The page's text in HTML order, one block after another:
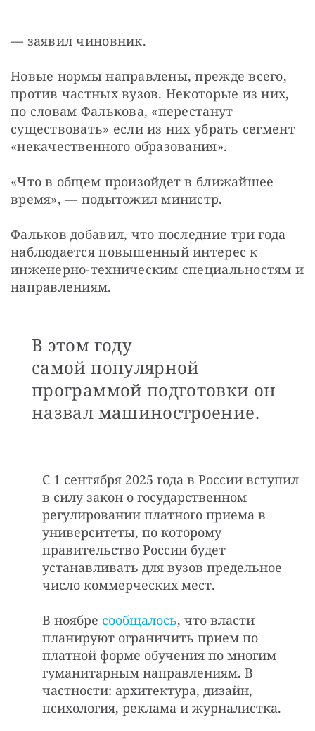
— заявил чиновник.
Новые нормы направлены, прежде всего,
против частных вузов. Некоторые из них,
по словам Фалькова, «перестанут
существовать» если из них убрать сегмент
«некачественного образования».
«Что в общем произойдет в ближайшее
время», — подытожил министр.
Фальков добавил, что последние три года
наблюдается повышенный интерес к
инженерно-техническим специальностям и
направлениям.
В этом году
самой популярной
программой подготовки он
назвал машиностроение.
С 1 сентября 2025 года в России вступил
в силу закон о государственном
регулировании платного приема в
университеты, по которому
правительство России будет
устанавливать для вузов предельное
число коммерческих мест.
В ноябре сообщалось, что власти
планируют ограничить прием по
платной форме обучения по многим
гуманитарным направлениям. В
частности: архитектура, дизайн,
психология, реклама и журналистка.